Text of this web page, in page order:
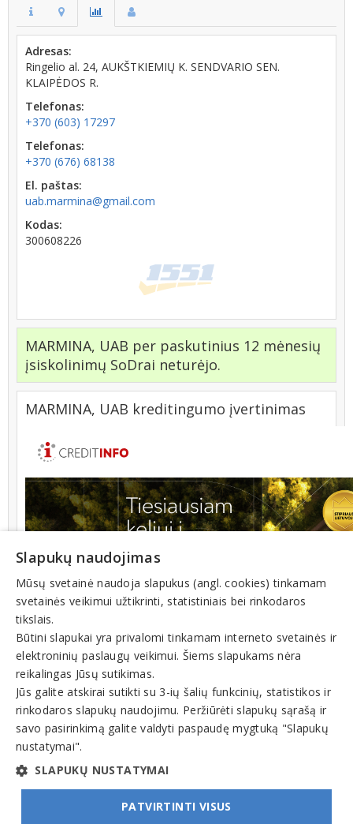
Adresas:
Ringelio al. 24, AUKŠTKIEMIŲ K. SENDVARIO SEN.
KLAIPĖDOS R.
Telefonas:
+370 (603) 17297
Telefonas:
+370 (676) 68138
El. paštas:
uab.marmina@gmail.com
Kodas:
300608226
MARMINA, UAB per paskutinius 12 mėnesių
įsiskolinimų SoDrai neturėjo.
MARMINA, UAB kreditingumo įvertinimas
© INFOMINTA, UAB. Visos teisės saugomos. Telefonas
Slapukų naudojimas
Mūsų svetainė naudoja slapukus (angl. cookies) tinkamam
svetainės veikimui užtikrinti, statistiniais bei rinkodaros
tikslais.
Būtini slapukai yra privalomi tinkamam interneto svetainės ir
elektroninių paslaugų veikimui. Šiems slapukams nėra
reikalingas Jūsų sutikimas.
Jūs galite atskirai sutikti su 3-ių šalių funkcinių, statistikos ir
rinkodaros slapukų naudojimu. Peržiūrėti slapukų sąrašą ir
savo pasirinkimą galite valdyti paspaudę mygtuką "Slapukų
nustatymai".
SLAPUKŲ NUSTATYMAI
PATVIRTINTI VISUS